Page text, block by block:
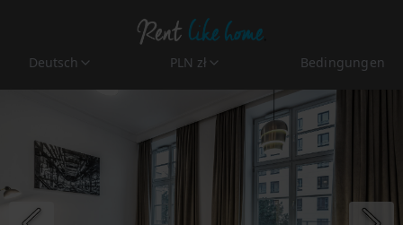
Deutsch PLN zł Bedingungen